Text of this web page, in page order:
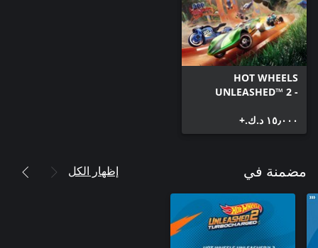
HOT WHEELS
UNLEASHED™ 2 -
١٥٫٠٠٠ د.ك.‏+
مضمنة في إظهار الكل